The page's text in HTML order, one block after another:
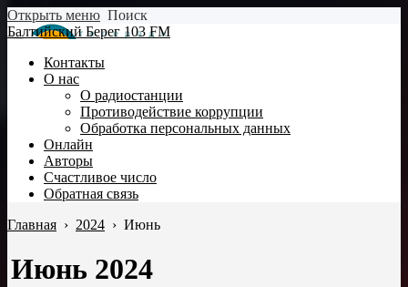
Открыть меню Поиск
Балтийский Берег 103 FM
Контакты
О нас
О радиостанции
Противодействие коррупции
Обработка персональных данных
Онлайн
Авторы
Счастливое число
Обратная связь
Главная › 2024 › Июнь
Июнь 2024